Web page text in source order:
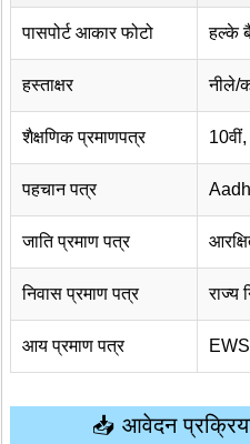
पासपोर्ट आकार फोटो हल्के
हस्ताक्षर नीले/
शैक्षणिक प्रमाणपत्र
पहचान पत्र
जाति प्रमाण पत्र
निवास प्रमाण पत्र राज्य
आय प्रमाण पत्र
📥 आवेदन